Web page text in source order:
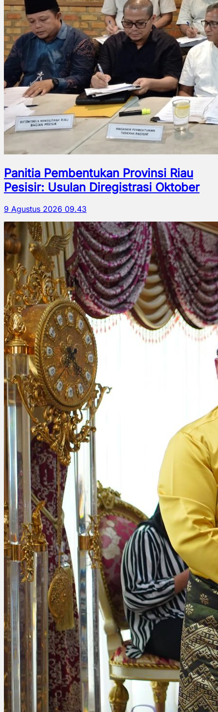
Panitia Pembentukan Provinsi Riau
Pesisir: Usulan Diregistrasi Oktober
9 Agustus 2026 09.43